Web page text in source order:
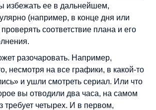
избежать ее в дальнейшем,
(например, в конце дня или
соответствие плана и его
разочаровать. Например,
несмотря на все графики, в какой-то
и ушли смотреть сериал. Или что
вы отводили два часа, на самом
требует четырех. И в первом,